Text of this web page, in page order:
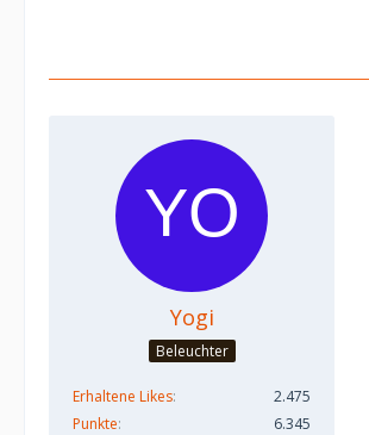
Yogi
Beleuchter
Erhaltene Likes
2.475
Punkte
6.345